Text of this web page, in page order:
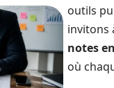
outils
invitons
notes
où